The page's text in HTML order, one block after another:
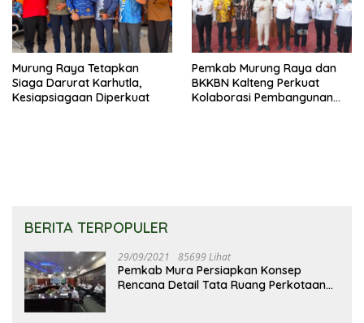
Murung Raya Tetapkan
Siaga Darurat Karhutla,
Kesiapsiagaan Diperkuat
Pemkab Murung Raya dan
BKKBN Kalteng Perkuat
Kolaborasi Pembangunan
BERITA TERPOPULER
29/09/2021 85699 Lihat
Pemkab Mura Persiapkan Konsep
Rencana Detail Tata Ruang Perkotaan